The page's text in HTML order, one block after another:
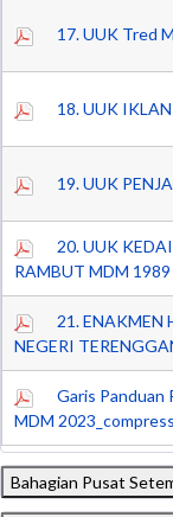
17. UUK Tred
18. UUK
19. UUK
20. UUK
RAMBUT MDM 1989
21. ENAKMEN
NEGERI
Garis Panduan
MDM
Bahagian Pusat